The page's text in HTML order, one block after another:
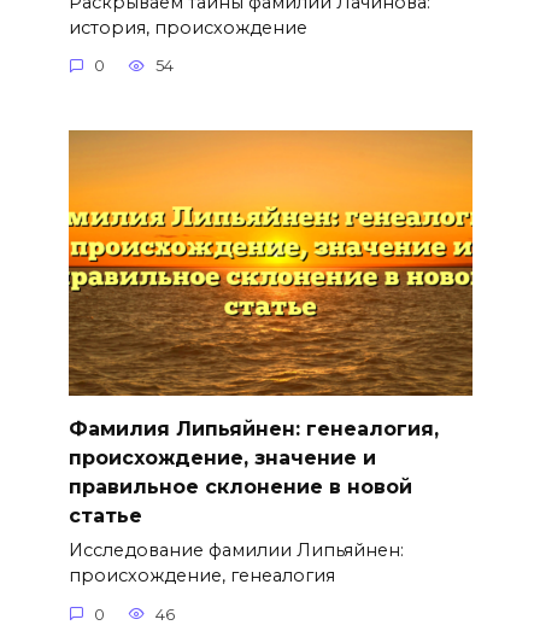
история, происхождение
0 54
Фамилия Липьяйнен: генеалогия,
происхождение, значение и
правильное склонение в новой
статье
Исследование фамилии Липьяйнен:
происхождение, генеалогия
0 46